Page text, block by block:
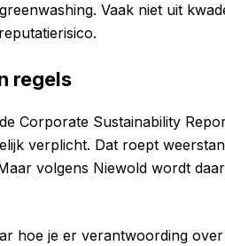
Vaak niet uit
regels
Corporate Sustainability
verplicht. Dat roept
volgens Niewold wordt
hoe je er verantwoording